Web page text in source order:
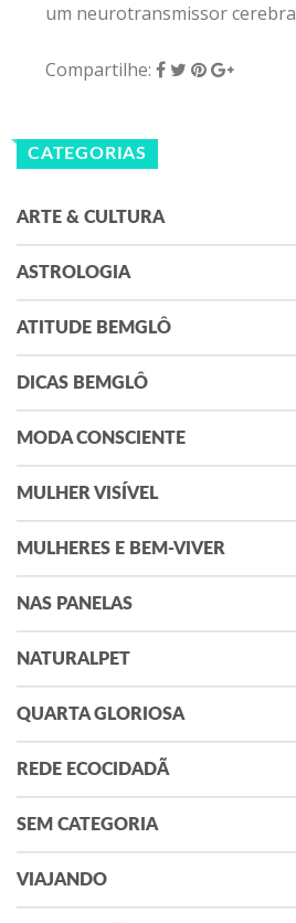
um neurotransmissor
Compartilhe:
CATEGORIAS
ARTE & CULTURA
ASTROLOGIA
ATITUDE BEMGLÔ
DICAS BEMGLÔ
MODA CONSCIENTE
MULHER VISÍVEL
MULHERES E BEM-VIVER
NAS PANELAS
NATURALPET
QUARTA GLORIOSA
REDE ECOCIDADÃ
SEM CATEGORIA
VIAJANDO